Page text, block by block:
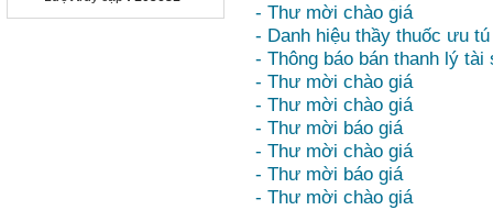
- Thư mời chào giá
- Danh hiệu thầy thuốc ưu tú
- Thông báo bán thanh lý tài
- Thư mời chào giá
- Thư mời chào giá
- Thư mời báo giá
- Thư mời chào giá
- Thư mời báo giá
- Thư mời chào giá